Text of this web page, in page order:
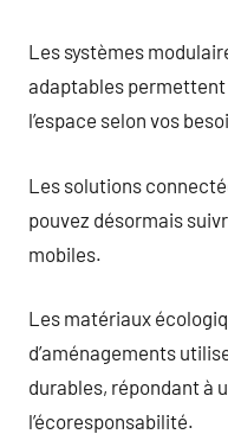
Les systèmes
adaptables
l’espace selon vos
Les solutions
pouvez désormais
mobiles.
Les matériaux
d’aménagements
durables, répondant à
l’écoresponsabilité.